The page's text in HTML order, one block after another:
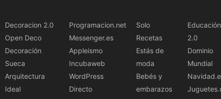
Decoracion 2.0
Open Deco
Decoración
Sueca
Arquitectura
Ideal
Programacion.net
Messenger.es
Appleismo
Incubaweb
WordPress
Directo
Solo
Recetas
Estás de
moda
Bebés y
embarazos
Educación
2.0
Dominio
Mundial